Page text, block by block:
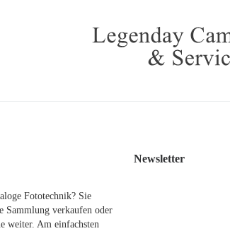
Fototechnik? Sie
Sammlung verkaufen oder
weiter. Am einfachsten
Newsletter